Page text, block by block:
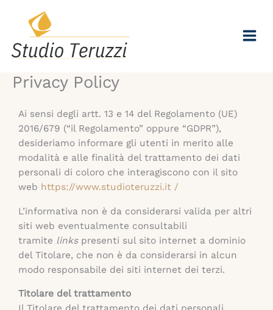
contenuto
Privacy Policy
Ai sensi degli artt. 13 e 14 del Regolamento (UE)
2016/679 (“il Regolamento” oppure “GDPR”),
desideriamo informare gli utenti in merito alle
modalità e alle finalità del trattamento dei dati
personali di coloro che interagiscono con il sito
web https://www.studioteruzzi.it /
L’informativa non è da considerarsi valida per altri
siti web eventualmente consultabili
tramite links presenti sul sito internet a dominio
del Titolare, che non è da considerarsi in alcun
modo responsabile dei siti internet dei terzi.
Titolare del trattamento